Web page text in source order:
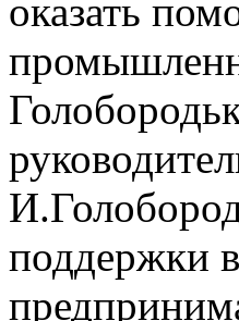
оказать
поддержки